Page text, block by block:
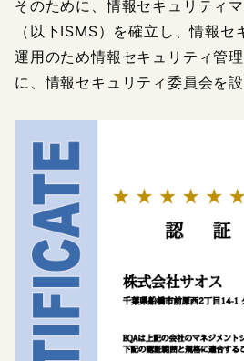
そのために、情報セキュリティ
（以下ISMS）を確立し、情報
運用のため情報セキュリティ管
に、情報セキュリティ委員会を